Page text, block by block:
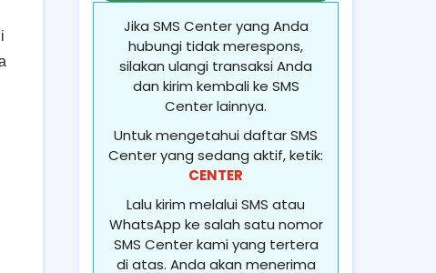
Jika SMS Center yang Anda
hubungi tidak merespons,
silakan ulangi transaksi Anda
dan kirim kembali ke SMS
Center lainnya.
Untuk mengetahui daftar SMS
Center yang sedang aktif, ketik:
CENTER
Lalu kirim melalui SMS atau
WhatsApp ke salah satu nomor
SMS Center kami yang tertera
di atas. Anda akan menerima